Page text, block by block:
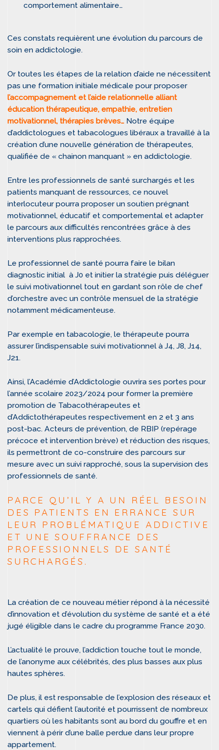
comportement alimentaire…
Ces constats requièrent une évolution du parcours de
soin en addictologie.
Or toutes les étapes de la relation d’aide ne nécessitent
pas une formation initiale médicale pour proposer
l’accompagnement et l’aide relationnelle alliant
éducation thérapeutique, empathie, entretien
motivationnel, thérapies brèves… Notre équipe
d’addictologues et tabacologues libéraux a travaillé à la
création d’une nouvelle génération de thérapeutes,
qualifiée de « chainon manquant » en addictologie.
Entre les professionnels de santé surchargés et les
patients manquant de ressources, ce nouvel
interlocuteur pourra proposer un soutien prégnant
motivationnel, éducatif et comportemental et adapter
le parcours aux difficultés rencontrées grâce à des
interventions plus rapprochées.
Le professionnel de santé pourra faire le bilan
diagnostic initial à J0 et initier la stratégie puis déléguer
le suivi motivationnel tout en gardant son rôle de chef
d’orchestre avec un contrôle mensuel de la stratégie
notamment médicamenteuse.
Par exemple en tabacologie, le thérapeute pourra
assurer l’indispensable suivi motivationnel à J4, J8, J14,
J21.
Ainsi, l’Académie d’Addictologie ouvrira ses portes pour
l’année scolaire 2023/2024 pour former la première
promotion de Tabacothérapeutes et
d’Addictothérapeutes respectivement en 2 et 3 ans
post-bac. Acteurs de prévention, de RBIP (repérage
précoce et intervention brève) et réduction des risques,
ils permettront de co-construire des parcours sur
mesure avec un suivi rapproché, sous la supervision des
professionnels de santé.
PARCE QU’IL Y A UN RÉEL BESOIN
DES PATIENTS EN ERRANCE SUR
LEUR PROBLÉMATIQUE ADDICTIVE
ET UNE SOUFFRANCE DES
PROFESSIONNELS DE SANTÉ
SURCHARGÉS.
La création de ce nouveau métier répond à la nécessité
d’innovation et d’évolution du système de santé et a été
jugé éligible dans le cadre du programme France 2030.
L’actualité le prouve, l’addiction touche tout le monde,
de l’anonyme aux célébrités, des plus basses aux plus
hautes sphères.
De plus, il est responsable de l’explosion des réseaux et
cartels qui défient l’autorité et pourrissent de nombreux
quartiers où les habitants sont au bord du gouffre et en
viennent à périr d’une balle perdue dans leur propre
appartement.